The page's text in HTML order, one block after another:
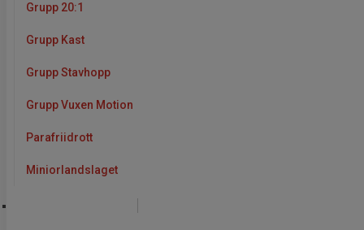
Grupp 20:1
Grupp Kast
Grupp Stavhopp
Grupp Vuxen Motion
Parafriidrott
Miniorlandslaget